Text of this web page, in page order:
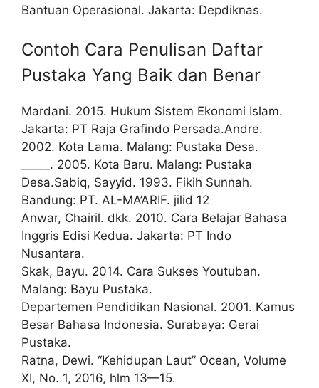
Bantuan Operasional. Jakarta: Depdiknas.
Contoh Cara Penulisan Daftar
Pustaka Yang Baik dan Benar
Mardani. 2015. Hukum Sistem Ekonomi Islam.
Jakarta: PT Raja Grafindo Persada.Andre.
2002. Kota Lama. Malang: Pustaka Desa.
_____. 2005. Kota Baru. Malang: Pustaka
Desa.Sabiq, Sayyid. 1993. Fikih Sunnah.
Bandung: PT. AL-MA’ARIF. jilid 12
Anwar, Chairil. dkk. 2010. Cara Belajar Bahasa
Inggris Edisi Kedua. Jakarta: PT Indo
Nusantara.
Skak, Bayu. 2014. Cara Sukses Youtuban.
Malang: Bayu Pustaka.
Departemen Pendidikan Nasional. 2001. Kamus
Besar Bahasa Indonesia. Surabaya: Gerai
Pustaka.
Ratna, Dewi. “Kehidupan Laut” Ocean, Volume
XI, No. 1, 2016, hlm 13—15.